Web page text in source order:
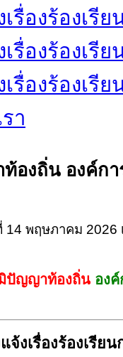
เรื่องร้องเรี
เรื่องร้องเรี
เรื่องร้องเรี
า
องถิ่น องค์กา
พฤษภาคม 2026
ปัญญาท้องถิ่น อง
จ้งเรื่องร้องเรีย